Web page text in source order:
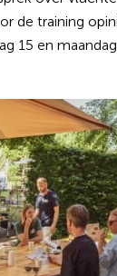
de training
15 en